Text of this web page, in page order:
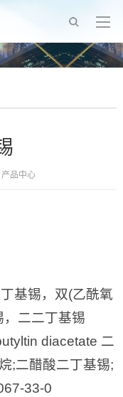
产品中心
基锡，双(乙酰氧
二二丁基锡
diacetate 二
;二醋酸二丁基锡;
33-0